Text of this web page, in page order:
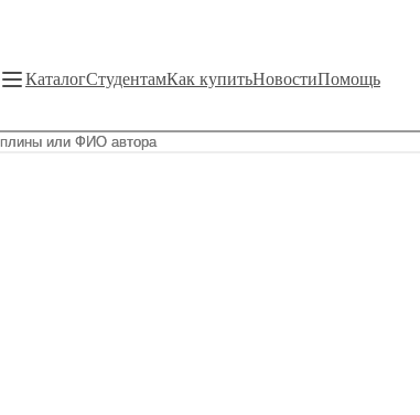
КаталогСтудентамКак купитьНовостиПомощь